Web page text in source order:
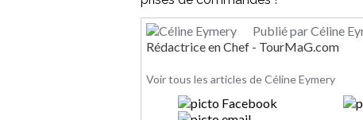
Publié par Céline
Rédactrice en Chef - TourMaG.com
Voir tous les articles de Céline Eymery